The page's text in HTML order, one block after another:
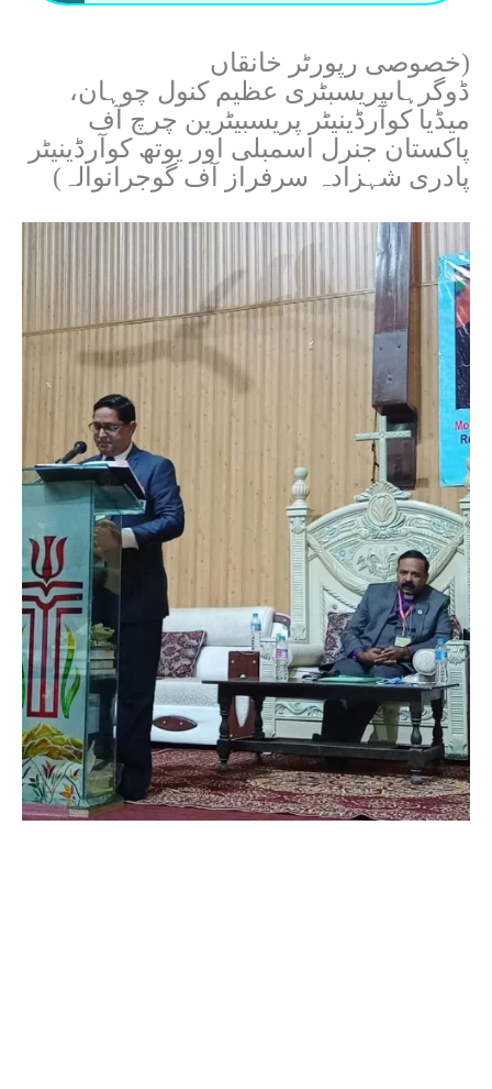
(خصوصی رپورٹر خانقاں
ڈوگرہاںپریسبٹری عظیم کنول چوہان،
میڈیا کوآرڈینیٹر پریسبیٹرین چرچ آف
پاکستان جنرل اسمبلی اور یوتھ کوآرڈینیٹر
پادری شہزادہ سرفراز آف گوجرانوالہ)